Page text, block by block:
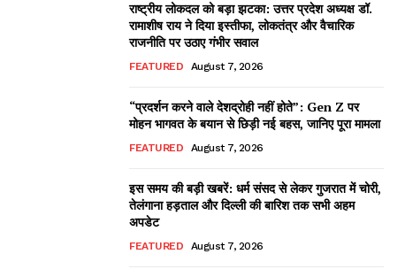
राष्ट्रीय लोकदल को बड़ा झटका: उत्तर प्रदेश अध्यक्ष डॉ.
रामाशीष राय ने दिया इस्तीफा, लोकतंत्र और वैचारिक
राजनीति पर उठाए गंभीर सवाल
FEATURED August 7, 2026
“प्रदर्शन करने वाले देशद्रोही नहीं होते”: Gen Z पर
मोहन भागवत के बयान से छिड़ी नई बहस, जानिए पूरा मामला
FEATURED August 7, 2026
इस समय की बड़ी खबरें: धर्म संसद से लेकर गुजरात में चोरी,
तेलंगाना हड़ताल और दिल्ली की बारिश तक सभी अहम
अपडेट
FEATURED August 7, 2026